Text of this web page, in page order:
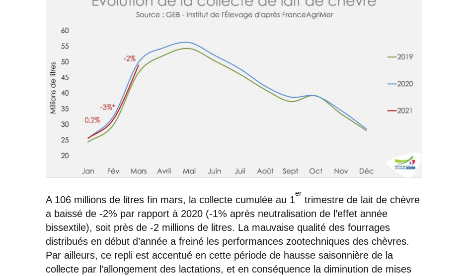
A 106 millions de litres fin mars, la collecte cumulée au 1
er
trimestre de lait de chèvre
a baissé de -2% par rapport à 2020 (-1% après neutralisation de l’effet année
bissextile), soit près de -2 millions de litres. La mauvaise qualité des fourrages
distribués en début d’année a freiné les performances zootechniques des chèvres.
Par ailleurs, ce repli est accentué en cette période de hausse saisonnière de la
collecte par l’allongement des lactations, et en conséquence la diminution de mises